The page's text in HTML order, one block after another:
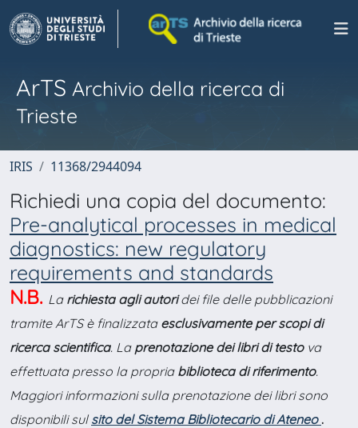
ArTS Archivio della ricerca di
Trieste
IRIS 11368/2944094
Richiedi una copia del documento:
Pre-analytical processes in medical
diagnostics: new regulatory
requirements and standards
N.B. La richiesta agli autoridei file delle pubblicazioni
tramite ArTS è finalizzata esclusivamente per scopi di
ricerca scientifica. La prenotazione dei libri di testova
effettuata presso la propria biblioteca di riferimento.
Maggiori informazioni sulla prenotazione dei libri sono
disponibili sul sito del Sistema Bibliotecario di Ateneo .